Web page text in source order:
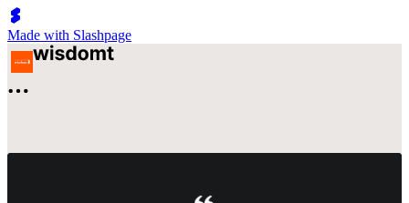
Made with Slashpage